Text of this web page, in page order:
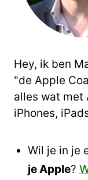
Hey, ik ben
"de Apple
alles wat met
iPhones,
Wil je in je
je Apple?